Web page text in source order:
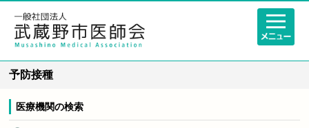
予防接種
医療機関の検索